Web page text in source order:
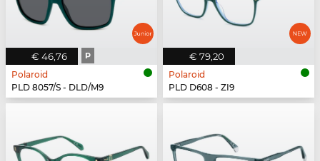
€ 46,76 P
Polaroid
PLD 8057/S - DLD/M9
€ 79,20
Polaroid
PLD D608 - ZI9